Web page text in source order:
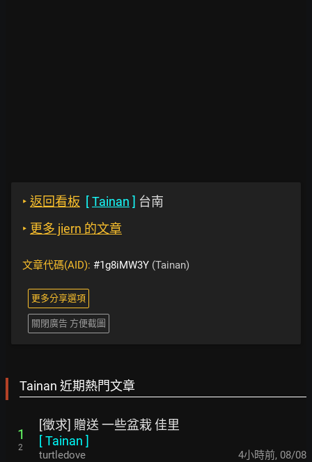
‣ 返回看板 [Tainan ] 台南
‣ 更多 jiern 的文章
文章代碼(AID): #1g8iMW3Y (Tainan)
更多分享選項
關閉廣告 方便截圖
Tainan 近期熱門文章
1
2
[徵求] 贈送 一些盆栽 佳里
[Tainan ]
turtledove 4小時前, 08/08